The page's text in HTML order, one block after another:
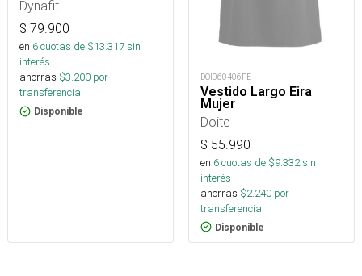
Dynafit
$ 79.900
en 6cuotas de $13.317sin
interés
ahorras $3.200 por
transferencia.
Disponible
DOI060406FE
Vestido Largo Eira
Mujer
Doite
$ 55.990
en 6cuotas de $9.332sin
interés
ahorras $2.240 por
transferencia.
Disponible